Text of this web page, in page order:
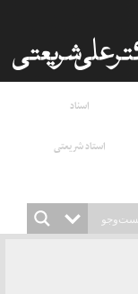
اسناد
استاد شریعتی